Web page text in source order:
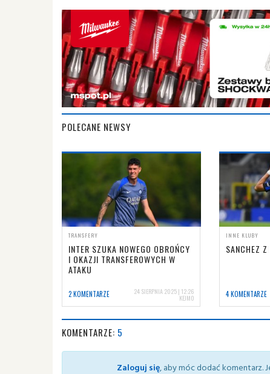
POLECANE NEWSY
TRANSFERY
INTER SZUKA NOWEGO OBROŃCY
I OKAZJI TRANSFEROWYCH W
ATAKU
2 KOMENTARZE 24 SIERPNIA 2025 | 12:26
KEJMO
INNE KLUBY
SANCHEZ
4 KOMENTARZE
KOMENTARZE: 5
Zaloguj się, aby móc dodać komentarz.